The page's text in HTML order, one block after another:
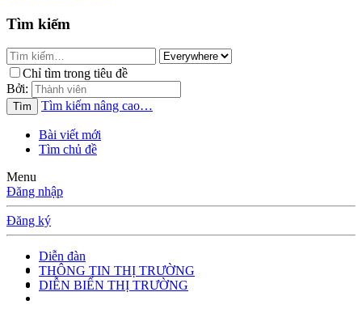
Tìm kiếm
Chỉ tìm trong tiêu đề
Bởi:
Tìm Tìm kiếm nâng cao…
Bài viết mới
Tìm chủ đề
Menu
Đăng nhập
Đăng ký
Diễn đàn
THÔNG TIN THỊ TRƯỜNG
DIỄN BIẾN THỊ TRƯỜNG